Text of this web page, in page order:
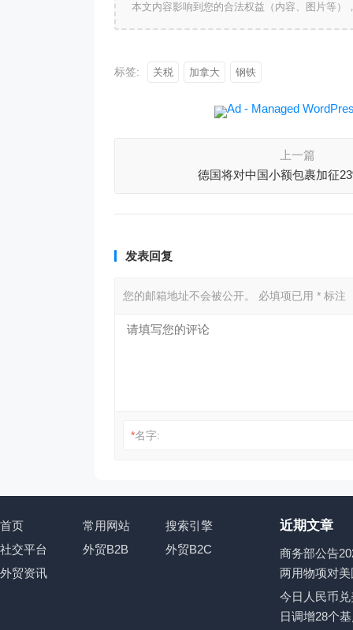
本文内容影响到您的合法权益（内容、图片等
标签: 关税 加拿大 钢铁
上一篇
德国将对中国小额包裹加征
发表回复
您的邮箱地址不会被公开。 必填项已用 * 标注
*名字:
首页 常用网站
搜索引擎
社交平台
外贸B2B
外贸B2C
外贸资讯
近期文章
商务部公告
两用物项对
今日人民币
日调增28个